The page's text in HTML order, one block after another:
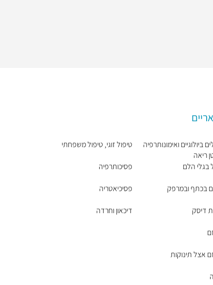
ביולוגיים ואימונותרפיה
ריאה
בגלי הלם
בכתף ובמרפק
דיסק
אצל תינוקות
טיפול זוגי, טיפול משפחתי
פסיכותרפיה
פסיכיאטריה
דיכאון וחרדה